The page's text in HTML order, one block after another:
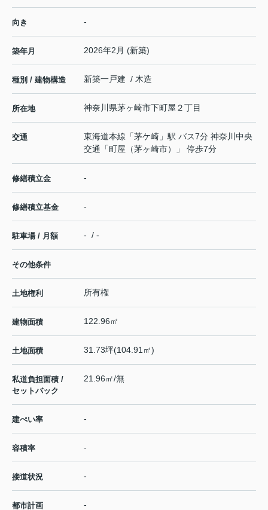
向き -
築年月 2026年2月 (新築)
種別 / 建物構造 新築一戸建 / 木造
所在地 神奈川県茅ヶ崎市下町屋 ２丁目
交通 東海道本線 「茅ケ崎 」駅 バス7分 神奈川中央
交通「町屋（茅ヶ崎市）」 停歩7分
修繕積立金 -
修繕積立基金 -
駐車場 / 月額 - / -
その他条件
土地権利 所有権
建物面積 122.96㎡
土地面積 31.73坪(104.91㎡)
私道負担面積 /
セットバック
21.96㎡/無
建ぺい率 -
容積率 -
接道状況 -
都市計画 -